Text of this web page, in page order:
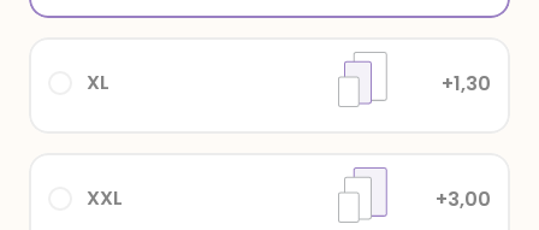
XXL +3,00
XL +1,30